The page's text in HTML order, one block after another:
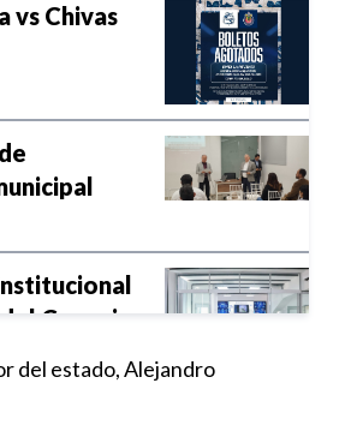
vs Chivas
Consejo
del estado, Alejandro